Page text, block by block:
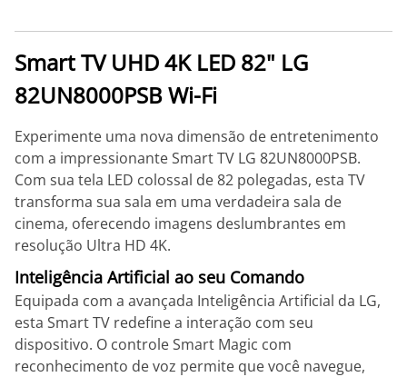
Smart TV UHD 4K LED 82" LG
82UN8000PSB Wi-Fi
Experimente uma nova dimensão de entretenimento
com a impressionante Smart TV LG 82UN8000PSB.
Com sua tela LED colossal de 82 polegadas, esta TV
transforma sua sala em uma verdadeira sala de
cinema, oferecendo imagens deslumbrantes em
resolução Ultra HD 4K.
Inteligência Artificial ao seu Comando
Equipada com a avançada Inteligência Artificial da LG,
esta Smart TV redefine a interação com seu
dispositivo. O controle Smart Magic com
reconhecimento de voz permite que você navegue,